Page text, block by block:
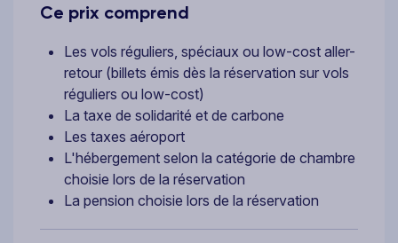
Ce prix comprend
Les vols réguliers, spéciaux ou low-cost aller-
retour (billets émis dès la réservation sur vols
réguliers ou low-cost)
La taxe de solidarité et de carbone
Les taxes aéroport
L'hébergement selon la catégorie de chambre
choisie lors de la réservation
La pension choisie lors de la réservation